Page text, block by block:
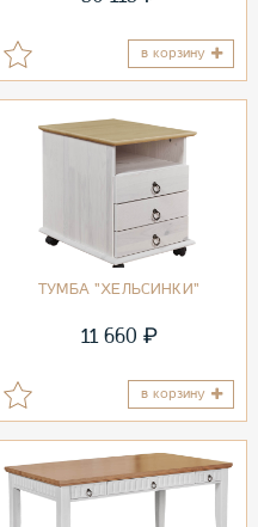
в корзину
ТУМБА "ХЕЛЬСИНКИ"
11 660 ₽
в корзину